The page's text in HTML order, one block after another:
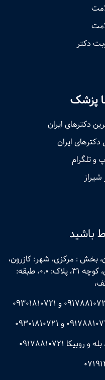
دکتر
پزشک
دکترهای ایران
دکترهای ایران
و تلگرام
باشید
بخش : مرکزی، شهر: کازرون،
محله: مصلی، خیابان کمربندی، کوچه 31، پلاک: 0.0، طبقه:
و 09301810721
و 09301810721
09178810721